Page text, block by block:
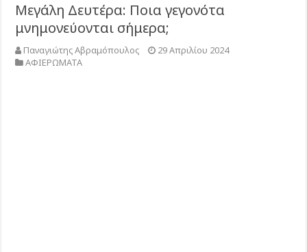
Μεγάλη Δευτέρα: Ποια γεγονότα
μνημονεύονται σήμερα;
Παναγιώτης Αβραμόπουλος
29 Απριλίου 2024
ΑΦΙΕΡΩΜΑΤΑ